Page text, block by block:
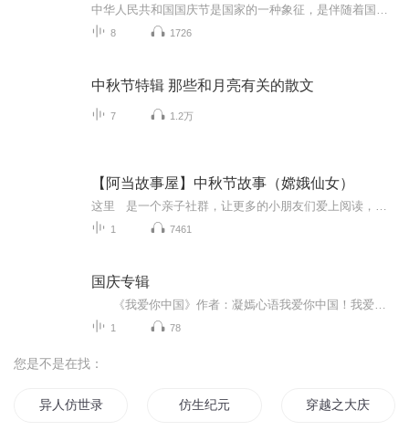
8 1726
中秋节特辑 那些和月亮有关的散文
7 1.2万
【阿当故事屋】中秋节故事（嫦娥仙女）
1 7461
国庆专辑
1 78
您是不是在找：
异人仿世录 仿生纪元 穿越之大庆帝国